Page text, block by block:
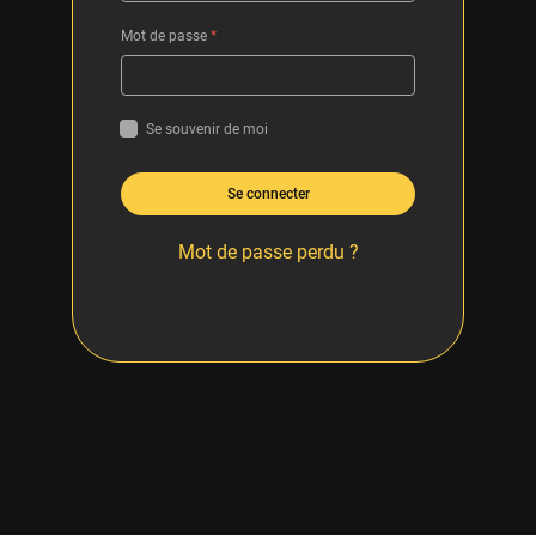
Mot de passe *
Se souvenir de moi
Se connecter
Mot de passe perdu ?